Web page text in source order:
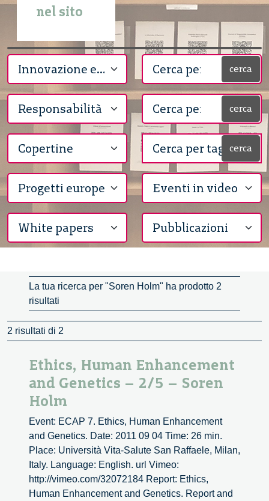
nel sito
cerca
cerca
cerca
La tua ricerca per "Soren Holm" ha prodotto 2
risultati
2 risultati di 2
Ethics, Human Enhancement
and Genetics – 2/5 – Soren
Holm
Event: ECAP 7. Ethics, Human Enhancement
and Genetics. Date: 2011 09 04 Time: 26 min.
Place: Università Vita-Salute San Raffaele, Milan,
Italy. Language: English. url Vimeo:
http://vimeo.com/32072184 Report: Ethics,
Human Enhancement and Genetics. Report and